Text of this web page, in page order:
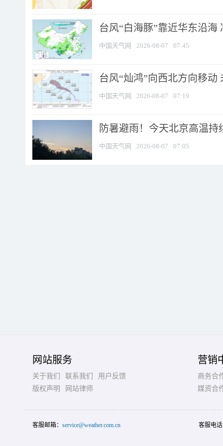
台风“白海豚”靠近华东沿
中国天气网 2026-08-07 07:45
台风“灿鸿”向西北方向移动
中国天气网 2026-08-07 07:19
防暑避雨！今天北京高温
中国天气网 2026-08-07 07:05
网站服务
关于我们 联系我们
用户反馈
版权声明
网站律师
营销
商务合
媒资合
客服邮箱： service@weather.com.cn 客服电